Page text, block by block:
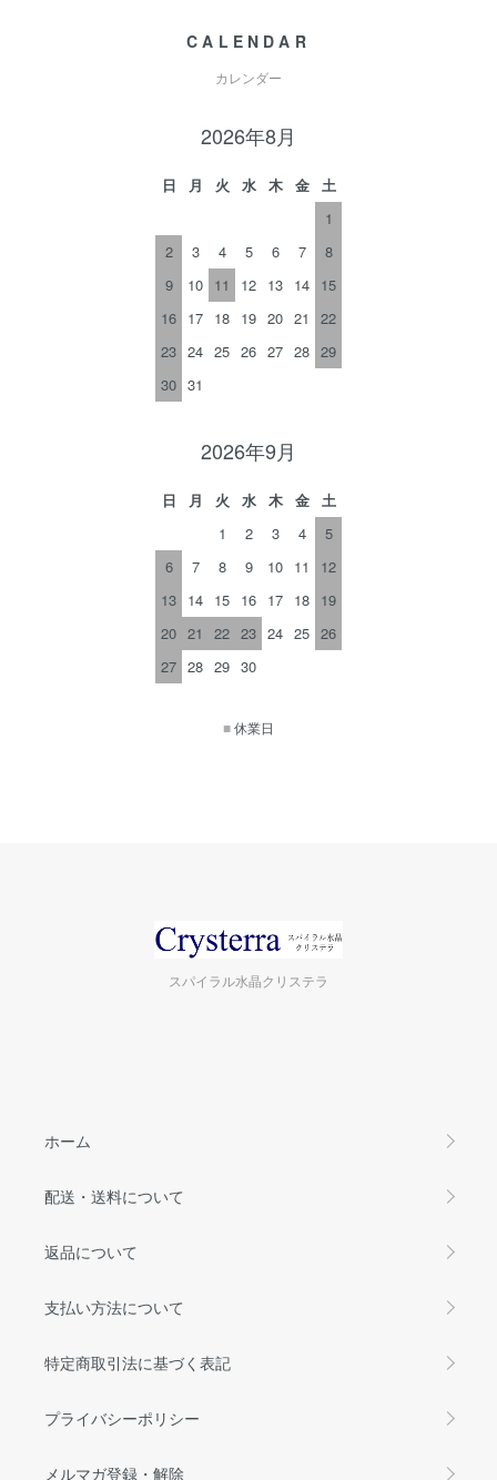
CALENDAR
カレンダー
2026年8月
日 月 火 水 木 金
土
1
2
3 4 5 6 7
8
9
10 11 12 13 14 15
16 17 18 19 20 21
22
23 24 25 26 27 28 29
30 31
2026年9月
日 月 火 水 木 金
土
1
2 3 4
5
6
7 8 9 10 11
12
13 14 15 16 17 18 19
20 21 22 23 24 25 26
27 28 29 30
■休業日
スパイラル水晶クリステラ
ホーム
配送・送料について
返品について
支払い方法について
特定商取引法に基づく表記
プライバシーポリシー
メルマガ登録・解除